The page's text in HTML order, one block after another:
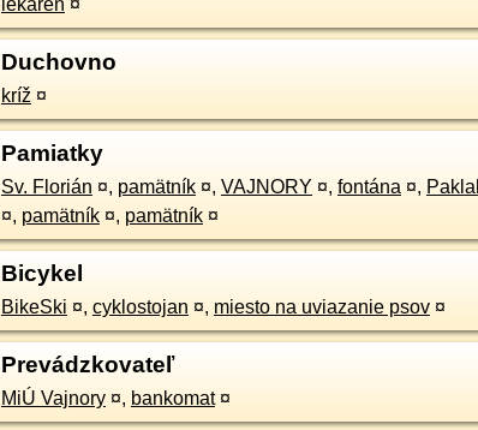
lekáreň ¤
Duchovno
kríž ¤
Pamiatky
Sv. Florián ¤, pamätník ¤, VAJNORY ¤, fontána ¤,
¤, pamätník ¤, pamätník ¤
Bicykel
BikeSki ¤, cyklostojan ¤, miesto na uviazanie psov ¤
Prevádzkovateľ
MiÚ Vajnory ¤, bankomat ¤